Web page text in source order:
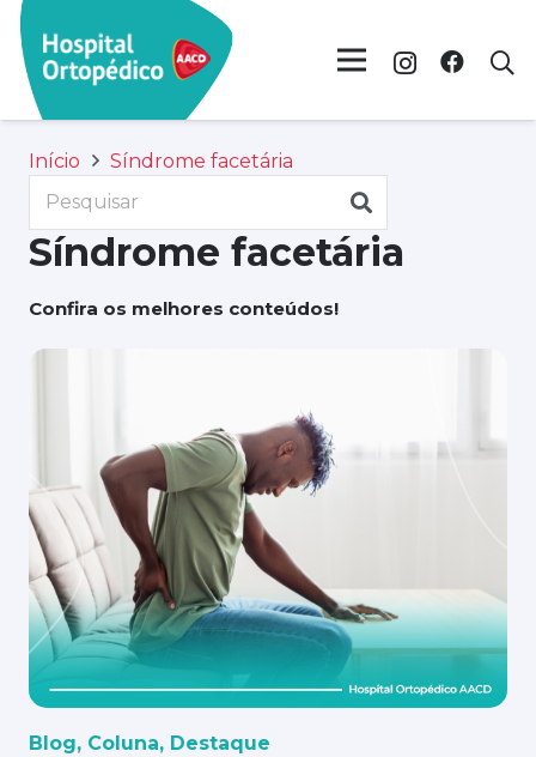
Início Síndrome facetária
Síndrome facetária
Confira os melhores conteúdos!
Blog, Coluna, Destaque